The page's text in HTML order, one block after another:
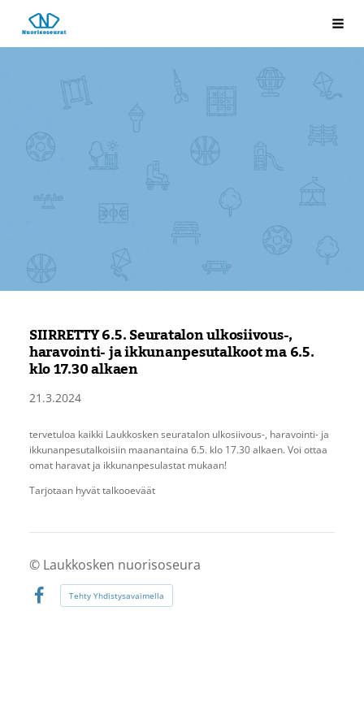
Siirry
sivun
sisältöön
Laukkosken nuorisoseura
SIIRRETTY 6.5. Seuratalon ulkosiivous-,
haravointi- ja ikkunanpesutalkoot ma 6.5.
klo 17.30 alkaen
21.3.2024
tervetuloa kaikki Laukkosken seuratalon ulkosiivous-, haravointi- ja
ikkunanpesutalkoisiin maanantaina 6.5. klo 17.30 alkaen. Voi ottaa
omat haravat ja ikkunanpesulastat mukaan!
Tarjotaan hyvät talkooeväät
© Laukkosken nuorisoseura
Facebook
Tehty Yhdistysavaimella